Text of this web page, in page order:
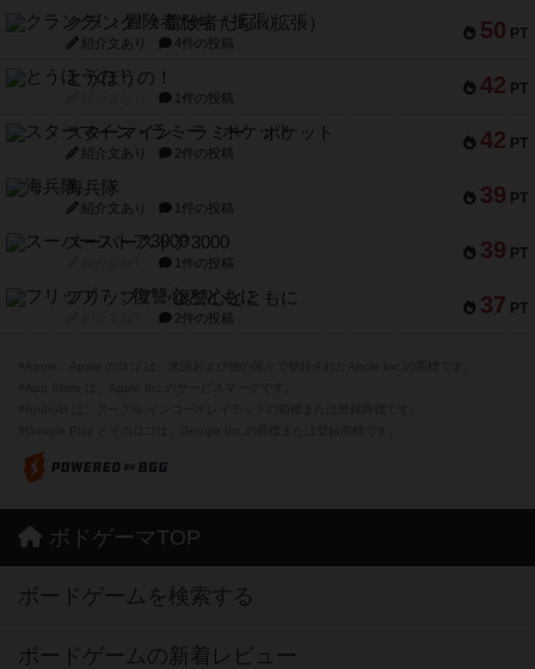
50 PT
クランク! ：冒険者たち（拡張）
紹介文あり 4件の投稿
42 PT
とうほうの！
1件の投稿
42 PT
スターマイン・ラミー ポケット
紹介文あり 2件の投稿
39 PT
海兵隊
紹介文あり 1件の投稿
39 PT
スーパーストア3000
1件の投稿
37 PT
フリップ７：復讐心とともに
2件の投稿
ボドゲーマTOP
ボードゲームを検索する
ボードゲームの新着レビュー